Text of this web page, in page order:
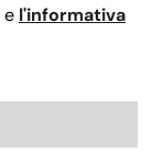
e l'informativa